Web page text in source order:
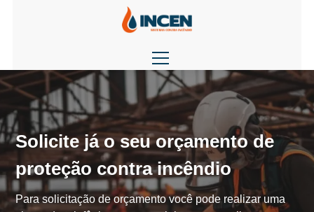
Solicite já o seu orçamento de
proteção contra incêndio
Para solicitação de orçamento você pode realizar uma